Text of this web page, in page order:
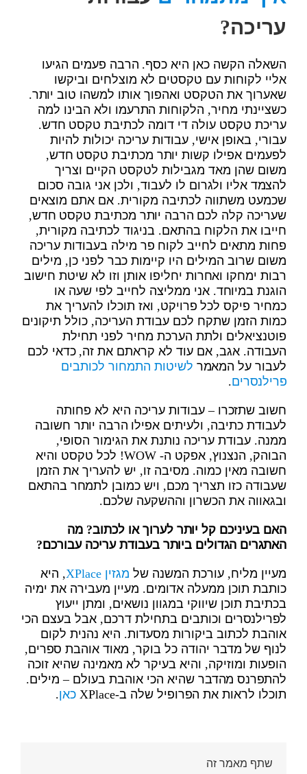
עריכה?
השאלה הקשה כאן היא כסף. הרבה פעמים הגיעו
אליי לקוחות עם טקסטים לא מוצלחים וביקשו
שאערוך את הטקסט ואהפוך אותו למשהו טוב יותר.
כשציינתי מחיר, הלקוחות התרעמו ולא הבינו למה
עריכת טקסט עולה די דומה לכתיבת טקסט חדש.
עבורי, באופן אישי, עבודות עריכה יכולות להיות
לפעמים אפילו קשות יותר מכתיבת טקסט חדש,
משום שהן מאד מגבילות לטקסט הקיים וצריך
להצמד אליו ולגרום לו לעבוד, ולכן אני גובה סכום
שכמעט משתווה לכתיבה מקורית. אם אתם מוצאים
שעריכה קלה לכם הרבה יותר מכתיבת טקסט חדש,
חייבו את הלקוח בהתאם. בניגוד לכתיבה מקורית,
פחות מתאים לחייב לקוח פר מילה בעבודות עריכה
משום שרוב המילים היו קיימות כבר לפני כן, מילים
רבות ימחקו ואחרות יחליפו אותן וזו לא שיטת חישוב
הוגנת במיוחד. אני ממליצה לחייב לפי שעה או
כמחיר פיקס לכל פרויקט, ואז תוכלו להעריך את
כמות הזמן שתקח לכם עבודת העריכה, כולל תיקונים
פוטנציאלים ולתת הערכת מחיר לפני תחילת
העבודה. אגב, אם עוד לא קראתם את זה, כדאי לכם
לעבור על המאמר לשיטות התמחור לכותבים
פרילנסרים.
חשוב שתזכרו – עבודות עריכה היא לא פחותה
לעבודת כתיבה, ולעיתים אפילו הרבה יותר חשובה
ממנה. עבודת עריכה נותנת את הגימור הסופי,
הבוהק, הנצנוץ, אפקט ה- WOW! לכל טקסט והיא
חשובה מאין כמוה. מסיבה זו, יש להעריך את הזמן
שעבודה כזו תצריך מכם, ויש כמובן לתמחר בהתאם
ובגאווה את הכשרון וההשקעה שלכם.
האם בעיניכם קל יותר לערוך או לכתוב? מה
האתגרים הגדולים ביותר בעבודת עריכה עבורכם?
מעיין מליח, עורכת המשנה של מגזין XPlace
, היא
כותבת תוכן ממעלה אדומים. מעיין מעבירה את ימיה
בכתיבת תוכן שיווקי במגוון נושאים, ומתן ייעוץ
לפרילנסרים וכותבים בתחילת דרכם, אבל בעצם הכי
אוהבת לכתוב ביקורות מסעדות. היא נהנית לקום
לנוף של מדבר יהודה כל בוקר, מאוד אוהבת ספרים,
הופעות ומוזיקה, והיא בעיקר לא מאמינה שהיא זוכה
להתפרנס מהדבר שהיא הכי אוהבת בעולם – מילים.
תוכלו לראות את הפרופיל שלה ב-XPlace
כאן.
שתף מאמר זה